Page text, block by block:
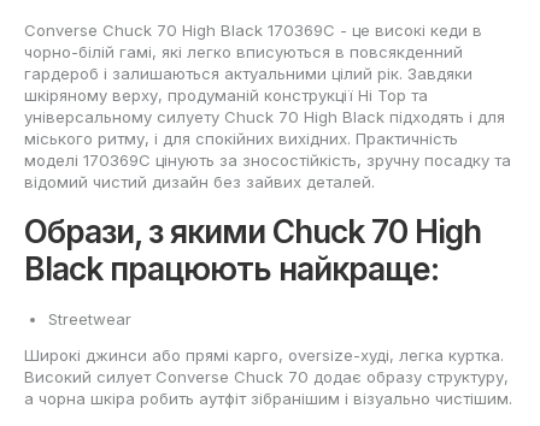
Converse Chuck 70 High Black 170369C - це високі кеди в
чорно-білій гамі, які легко вписуються в повсякденний
гардероб і залишаються актуальними цілий рік. Завдяки
шкіряному верху, продуманій конструкції Hi Top та
універсальному силуету Chuck 70 High Black підходять і для
міського ритму, і для спокійних вихідних. Практичність
моделі 170369C цінують за зносостійкість, зручну посадку та
відомий чистий дизайн без зайвих деталей.
Образи, з якими Chuck 70 High
Black працюють найкраще:
Streetwear
Широкі джинси або прямі карго, oversize-худі, легка куртка.
Високий силует Converse Chuck 70 додає образу структуру,
а чорна шкіра робить аутфіт зібранішим і візуально чистішим.